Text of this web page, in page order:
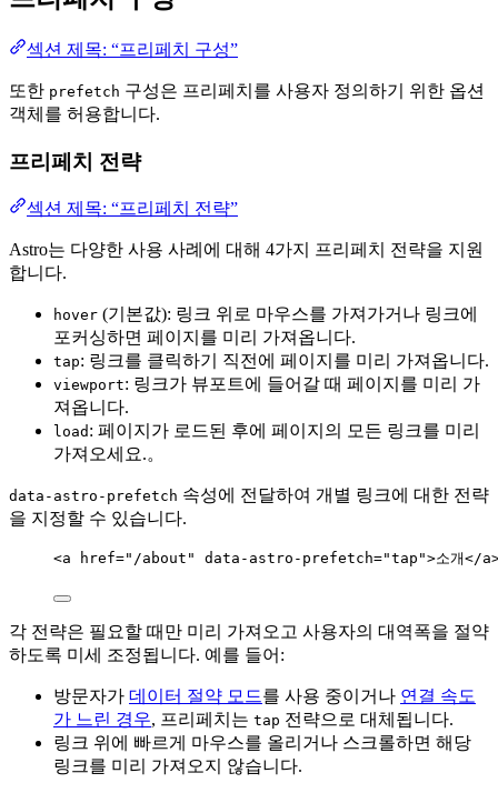
섹션 제목: “프리페치 구성”
또한 prefetch 구성은 프리페치를 사용자 정의하기 위한 옵션
객체를 허용합니다.
프리페치 전략
섹션 제목: “프리페치 전략”
Astro는 다양한 사용 사례에 대해 4가지 프리페치 전략을 지원
합니다.
hover (기본값): 링크 위로 마우스를 가져가거나 링크에
포커싱하면 페이지를 미리 가져옵니다.
tap: 링크를 클릭하기 직전에 페이지를 미리 가져옵니다.
viewport: 링크가 뷰포트에 들어갈 때 페이지를 미리 가
져옵니다.
load : 페이지가 로드된 후에 페이지의 모든 링크를 미리
가져오세요.。
data-astro-prefetch 속성에 전달하여 개별 링크에 대한 전략
을 지정할 수 있습니다.
<a href=" /about " data-astro-prefetch="tap ">소개</a
각 전략은 필요할 때만 미리 가져오고 사용자의 대역폭을 절약
하도록 미세 조정됩니다. 예를 들어:
방문자가 데이터 절약 모드를 사용 중이거나 연결 속도
가 느린 경우, 프리페치는 tap 전략으로 대체됩니다.
링크 위에 빠르게 마우스를 올리거나 스크롤하면 해당
링크를 미리 가져오지 않습니다.